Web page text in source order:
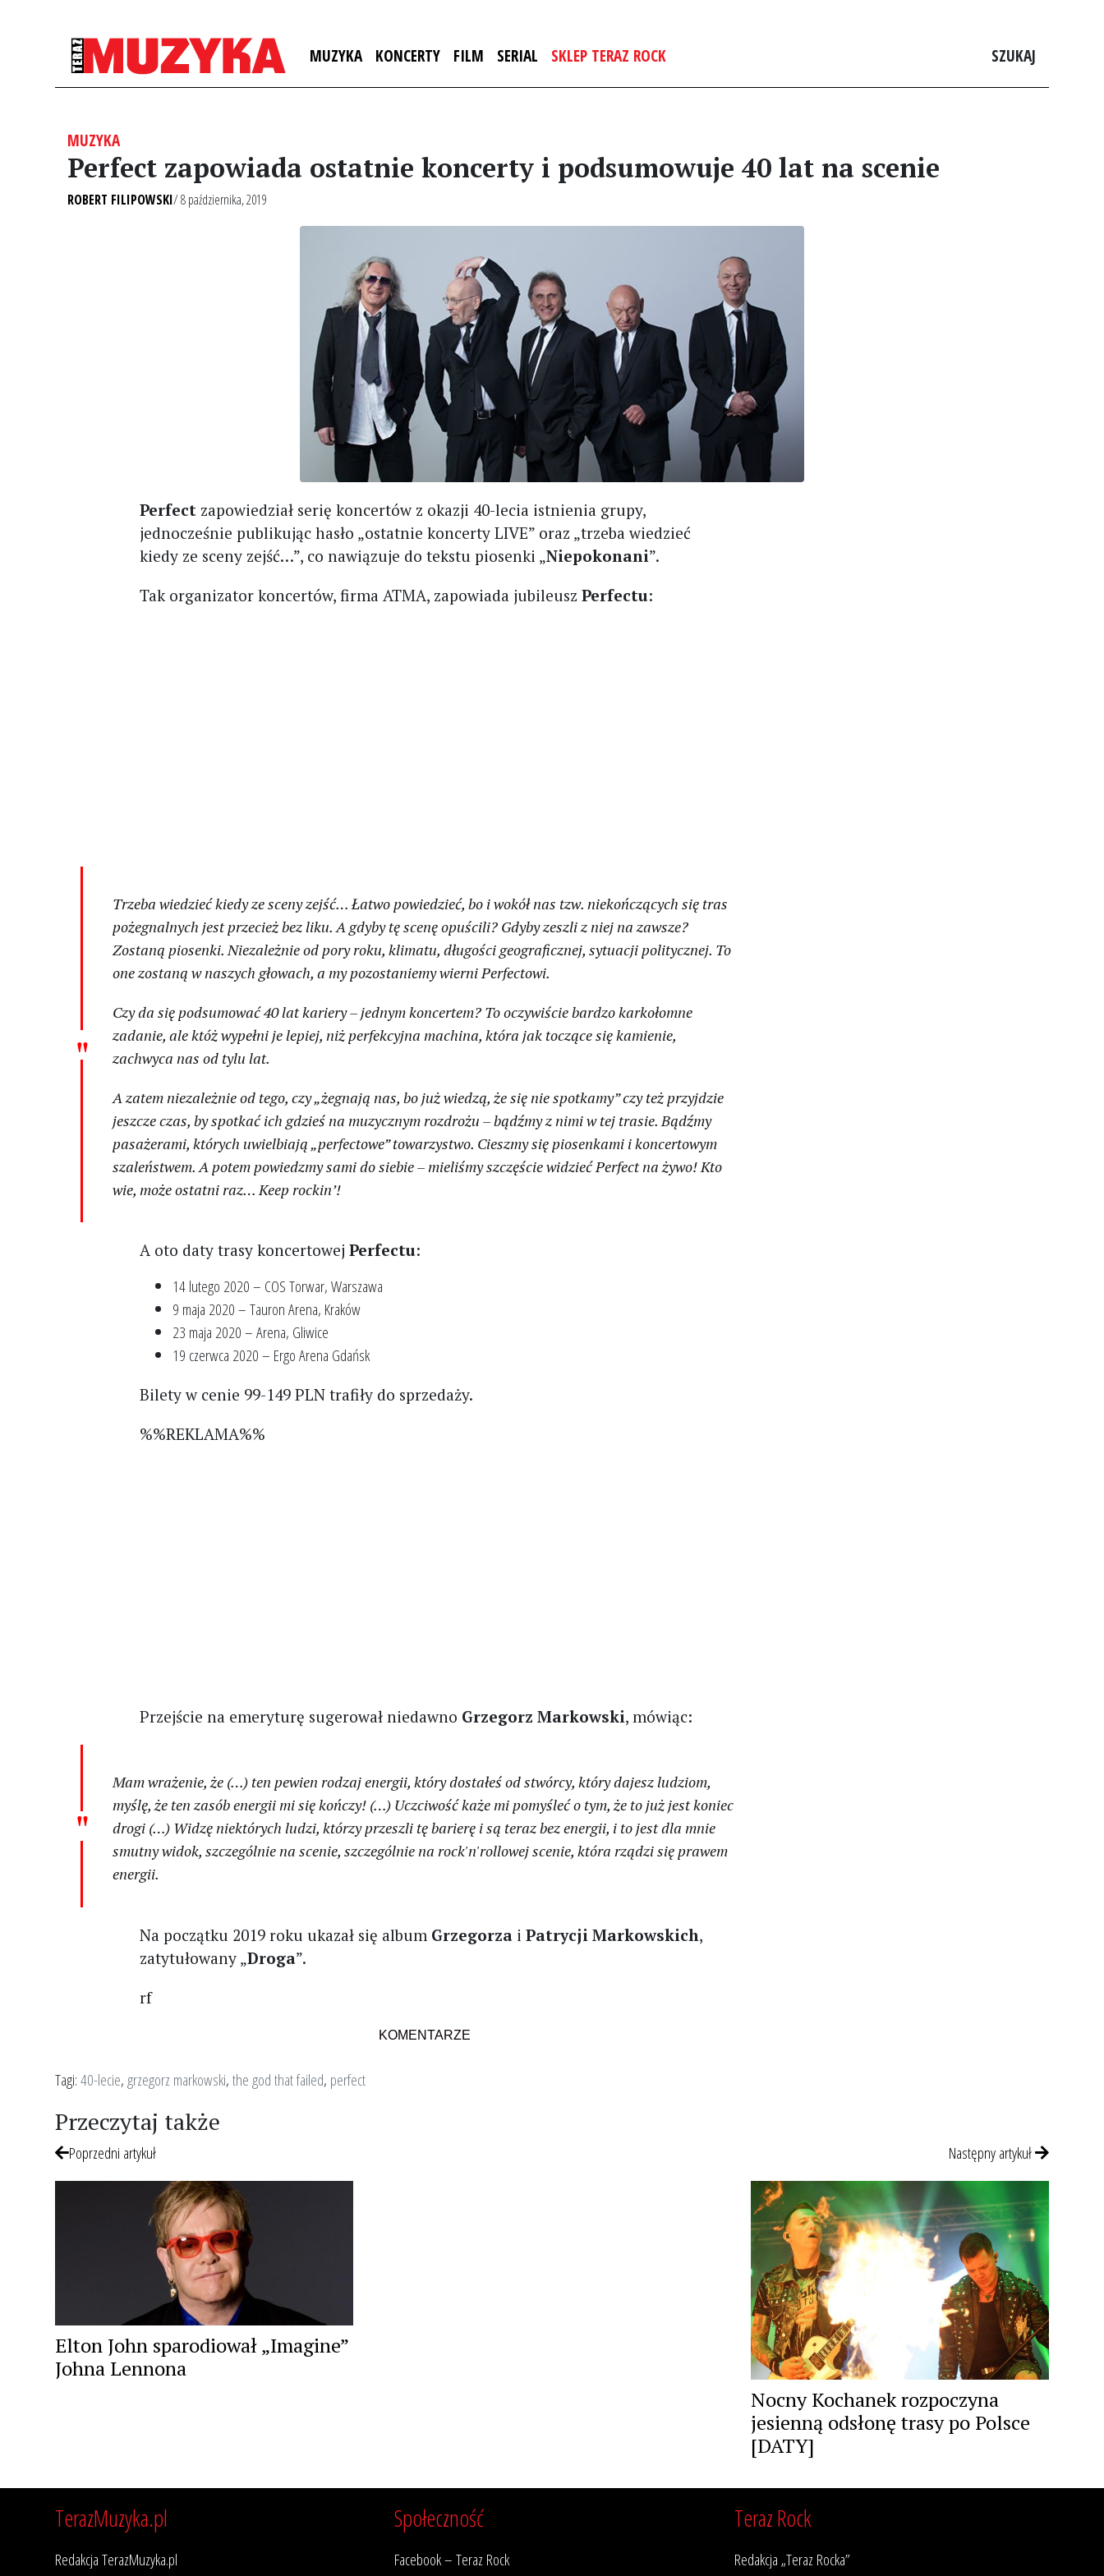
MUZYKA KONCERTY FILM SERIAL SKLEP TERAZ ROCK SZUKAJ
MUZYKA
Perfect zapowiada ostatnie koncerty i podsumowuje 40 lat na scenie
ROBERT FILIPOWSKI/ 8 października, 2019
Perfect zapowiedział serię koncertów z okazji 40-lecia istnienia grupy,
jednocześnie publikując hasło „ostatnie koncerty LIVE” oraz „trzeba wiedzieć
kiedy ze sceny zejść…”, co nawiązuje do tekstu piosenki „Niepokonani”.
Tak organizator koncertów, firma ATMA, zapowiada jubileuszPerfectu:
Trzeba wiedzieć kiedy ze sceny zejść… Łatwo powiedzieć, bo i wokół nas tzw. niekończących się tras
pożegnalnych jest przecież bez liku. A gdyby tę scenę opuścili? Gdyby zeszli z niej na zawsze?
Zostaną piosenki. Niezależnie od pory roku, klimatu, długości geograficznej, sytuacji politycznej. To
one zostaną w naszych głowach, a my pozostaniemy wierni Perfectowi.
Czy da się podsumować 40 lat kariery – jednym koncertem? To oczywiście bardzo karkołomne
zadanie, ale któż wypełni je lepiej, niż perfekcyjna machina, która jak toczące się kamienie,
zachwyca nas od tylu lat.
A zatem niezależnie od tego, czy „żegnają nas, bo już wiedzą, że się nie spotkamy” czy też przyjdzie
jeszcze czas, by spotkać ich gdzieś na muzycznym rozdrożu – bądźmy z nimi w tej trasie. Bądźmy
pasażerami, których uwielbiają „perfectowe” towarzystwo. Cieszmy się piosenkami i koncertowym
szaleństwem. A potem powiedzmy sami do siebie – mieliśmy szczęście widzieć Perfect na żywo! Kto
wie, może ostatni raz… Keep rockin’!
A oto daty trasy koncertowejPerfectu:
14 lutego 2020 – COS Torwar, Warszawa
9 maja 2020 – Tauron Arena, Kraków
23 maja 2020 – Arena, Gliwice
19 czerwca 2020 – Ergo Arena Gdańsk
Bilety w cenie 99-149 PLN trafiły do sprzedaży.
%%REKLAMA%%
Przejście na emeryturę sugerował niedawno Grzegorz Markowski, mówiąc:
Mam wrażenie, że (…) ten pewien rodzaj energii, który dostałeś od stwórcy, który dajesz ludziom,
myślę, że ten zasób energii mi się kończy! (…) Uczciwość każe mi pomyśleć o tym, że to już jest koniec
drogi (…) Widzę niektórych ludzi, którzy przeszli tę barierę i są teraz bez energii, i to jest dla mnie
smutny widok, szczególnie na scenie, szczególnie na rock'n'rollowej scenie, która rządzi się prawem
energii.
Na początku 2019 roku ukazał się album Grzegorza iPatrycji Markowskich,
zatytułowany „Droga”.
rf
KOMENTARZE
Tagi:40-lecie,grzegorz markowski,the god that failed, perfect
Przeczytaj także
Poprzedni artykuł
Elton John sparodiował „Imagine”
Johna Lennona
Następny artykuł
Nocny Kochanek rozpoczyna
jesienną odsłonę trasy po Polsce
[DATY]
TerazMuzyka.pl
Redakcja TerazMuzyka.pl
Społeczność
Facebook – Teraz Rock
Teraz Rock
Redakcja „Teraz Rocka”